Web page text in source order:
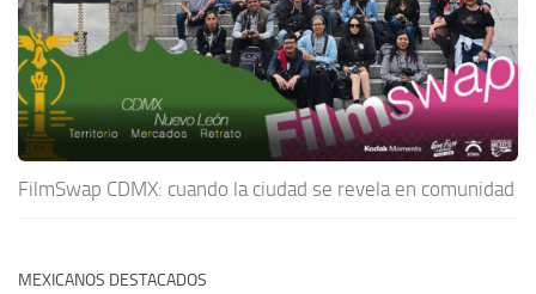
FilmSwap CDMX: cuando la ciudad se revela en comunidad
MEXICANOS DESTACADOS